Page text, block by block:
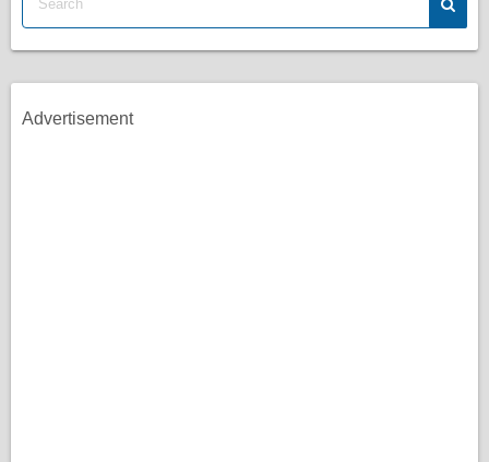
Advertisement